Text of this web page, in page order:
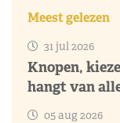
Meest gelezen
31 jul 2026
Knopen,
hangt van
05 aug 2026